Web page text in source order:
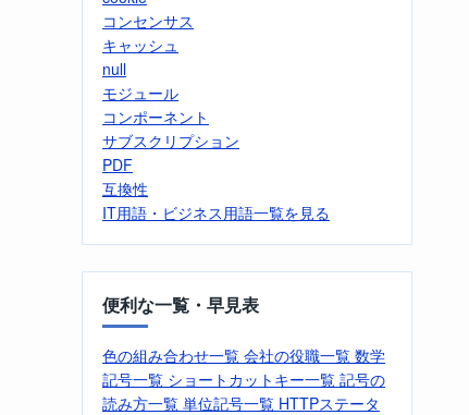
コンセンサス
キャッシュ
null
モジュール
コンポーネント
サブスクリプション
PDF
互換性
IT用語・ビジネス用語一覧を見る
便利な一覧・早見表
色の組み合わせ一覧 会社の役職一覧 数学
記号一覧 ショートカットキー一覧 記号の
読み方一覧 単位記号一覧 HTTPステータ